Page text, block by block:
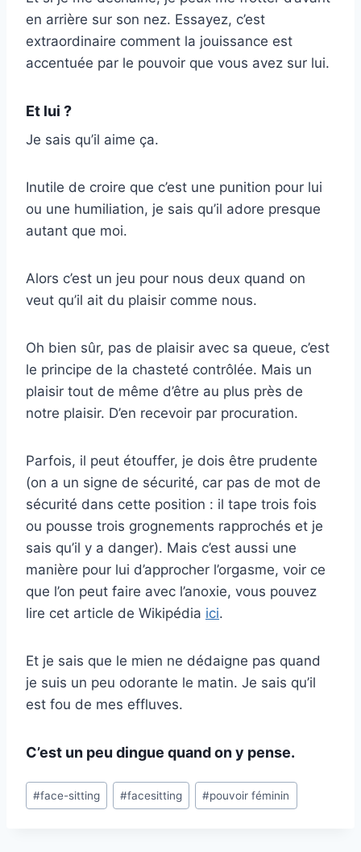
en arrière sur son nez. Essayez, c’est
extraordinaire comment la jouissance est
accentuée par le pouvoir que vous avez sur lui.
Et lui ?
Je sais qu’il aime ça.
Inutile de croire que c’est une punition pour lui
ou une humiliation, je sais qu’il adore presque
autant que moi.
Alors c’est un jeu pour nous deux quand on
veut qu’il ait du plaisir comme nous.
Oh bien sûr, pas de plaisir avec sa queue, c’est
le principe de la chasteté contrôlée. Mais un
plaisir tout de même d’être au plus près de
notre plaisir. D’en recevoir par procuration.
Parfois, il peut étouffer, je dois être prudente
(on a un signe de sécurité, car pas de mot de
sécurité dans cette position : il tape trois fois
ou pousse trois grognements rapprochés et je
sais qu’il y a danger). Mais c’est aussi une
manière pour lui d’approcher l’orgasme, voir ce
que l’on peut faire avec l’anoxie, vous pouvez
lire cet article de Wikipédia ici.
Et je sais que le mien ne dédaigne pas quand
je suis un peu odorante le matin. Je sais qu’il
est fou de mes effluves.
C’est un peu dingue quand on y pense.
Post
Tags:
#face-sitting #facesitting #pouvoir féminin